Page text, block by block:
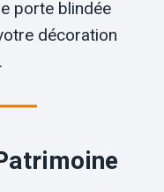
porte blindée
décoration